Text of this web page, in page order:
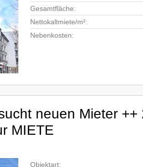
Gesamtfläche:
Nettokaltmiete/m²:
Nebenkosten:
neuen Mieter ++
MIETE
Objektart: